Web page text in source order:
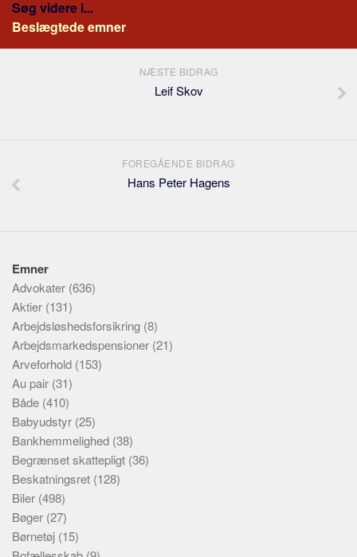
Søg videre i...
Beslægtede emner
NÆSTE BIDRAG
Leif Skov
FOREGÅENDE BIDRAG
Hans Peter Hagens
Emner
Advokater (636)
Aktier (131)
Arbejdsløshedsforsikring (8)
Arbejdsmarkedspensioner (21)
Arveforhold (153)
Au pair (31)
Både (410)
Babyudstyr (25)
Bankhemmelighed (38)
Begrænset skattepligt (36)
Beskatningsret (128)
Biler (498)
Bøger (27)
Børnetøj (15)